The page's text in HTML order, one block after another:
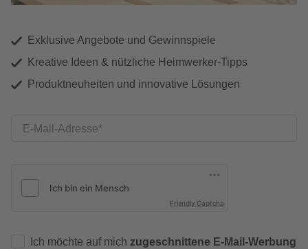
Exklusive Angebote und Gewinnspiele
Kreative Ideen & nützliche Heimwerker-Tipps
Produktneuheiten und innovative Lösungen
E-Mail-Adresse
Friendly Captcha
Ich möchte auf mich zugeschnittene E-Mail-Werbung